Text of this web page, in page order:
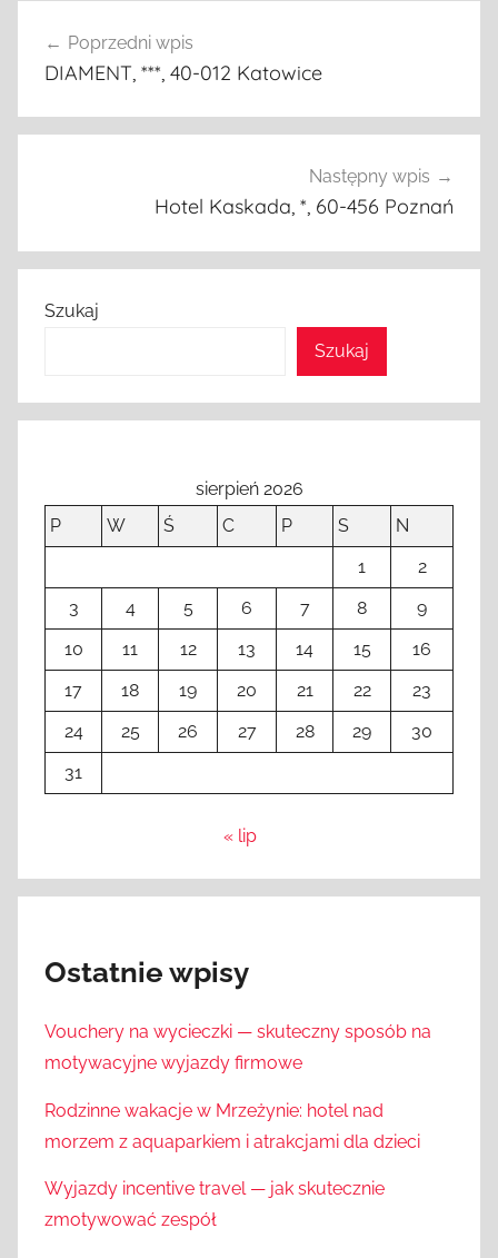
wpisu
Poprzedni wpis
DIAMENT, ***, 40-012 Katowice
Następny wpis
Hotel Kaskada, *, 60-456 Poznań
Szukaj
Szukaj
sierpień 2026
P
W Ś C P S
N
1
2
3
4 5 6 7 8
9
10
11 12 13 14 15
16
17
18 19 20 21 22
23
24
25 26 27 28 29
30
31
« lip
Ostatnie wpisy
Vouchery na wycieczki — skuteczny sposób na
motywacyjne wyjazdy firmowe
Rodzinne wakacje w Mrzeżynie: hotel nad
morzem z aquaparkiem i atrakcjami dla dzieci
Wyjazdy incentive travel — jak skutecznie
zmotywować zespół